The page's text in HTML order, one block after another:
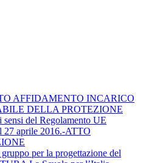
AFFIDAMENTO INCARICO
DELLA PROTEZIONE
del Regolamento UE
27 aprile 2016.-ATTO
per la progettazione del